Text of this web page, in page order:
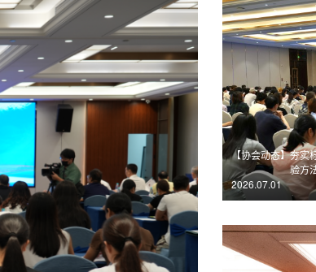
【协会动态】夯实
验方
2026.07.01